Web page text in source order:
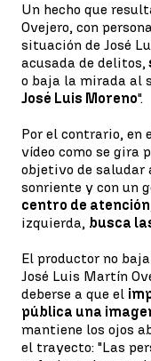
Un hecho que
Ovejero, con
situación de José
acusada de delitos,
o baja la mirada al
José Luis Moreno".
Por el contrario, en
vídeo como se gira
objetivo de saludar
sonriente y con un
centro de atención
izquierda, busca
El productor no
José Luis Martín
deberse a que el
pública una
mantiene los ojos
el trayecto: "Las